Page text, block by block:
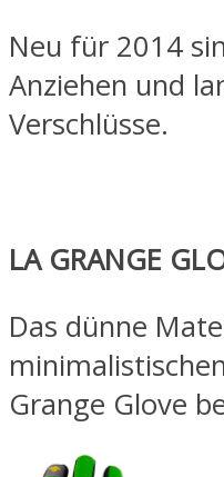
Neu für 2014
Anziehen und
Verschlüsse.
LA GRANGE
Das dünne
Grange Glove